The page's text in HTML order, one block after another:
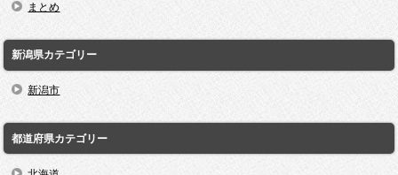
まとめ
新潟県カテゴリー
新潟市
都道府県カテゴリー